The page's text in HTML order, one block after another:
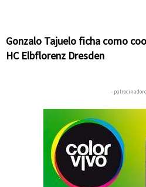
Gonzalo Tajuelo ficha como
HC Elbflorenz Dresden
–